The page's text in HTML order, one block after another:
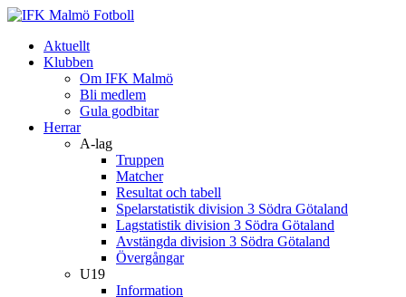
Aktuellt
Klubben
Om IFK Malmö
Bli medlem
Gula godbitar
Herrar
A-lag
Truppen
Matcher
Resultat och tabell
Spelarstatistik division 3 Södra Götaland
Lagstatistik division 3 Södra Götaland
Avstängda division 3 Södra Götaland
Övergångar
U19
Information